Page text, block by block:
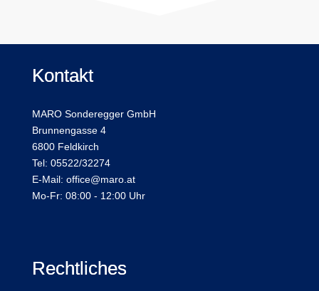
Kontakt
MARO Sonderegger GmbH
Brunnengasse 4
6800 Feldkirch
Tel: 05522/32274
E-Mail: office@maro.at
Mo-Fr: 08:00 - 12:00 Uhr
Rechtliches